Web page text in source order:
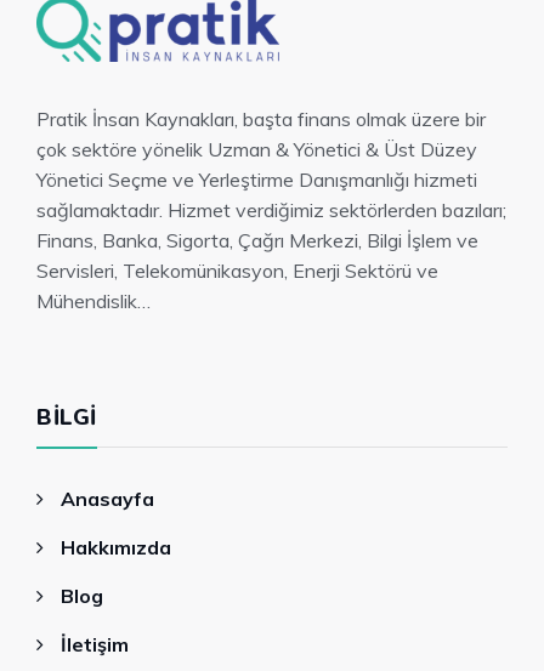
Pratik İnsan Kaynakları, başta finans olmak üzere bir
çok sektöre yönelik Uzman & Yönetici & Üst Düzey
Yönetici Seçme ve Yerleştirme Danışmanlığı hizmeti
sağlamaktadır. Hizmet verdiğimiz sektörlerden bazıları;
Finans, Banka, Sigorta, Çağrı Merkezi, Bilgi İşlem ve
Servisleri, Telekomünikasyon, Enerji Sektörü ve
Mühendislik…
BILGI
Anasayfa
Hakkımızda
Blog
İletişim